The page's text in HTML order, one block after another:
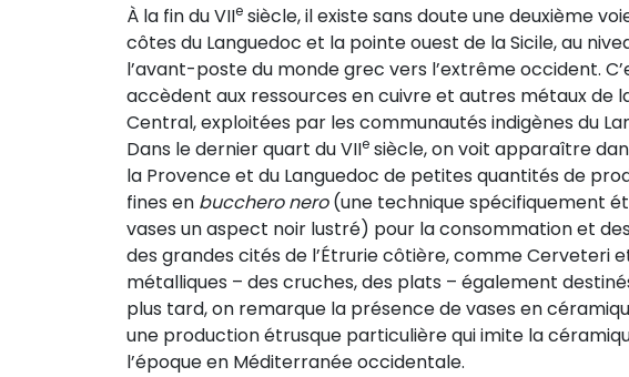
À la fin du VIIe siècle, il existe sans doute une deuxième
côtes du Languedoc et la pointe ouest de la Sicile, au
l’avant-poste du monde grec vers l’extrême occident.
accèdent aux ressources en cuivre et autres métaux de
Central, exploitées par les communautés indigènes du
Dans le dernier quart du VIIe siècle, on voit apparaître
la Provence et du Languedoc de petites quantités de
fines en bucchero nero(une technique spécifiquement
vases un aspect noir lustré) pour la consommation et
des grandes cités de l’Étrurie côtière, comme Cerveteri
métalliques – des cruches, des plats – également
plus tard, on remarque la présence de vases en
une production étrusque particulière qui imite la
l’époque en Méditerranée occidentale.